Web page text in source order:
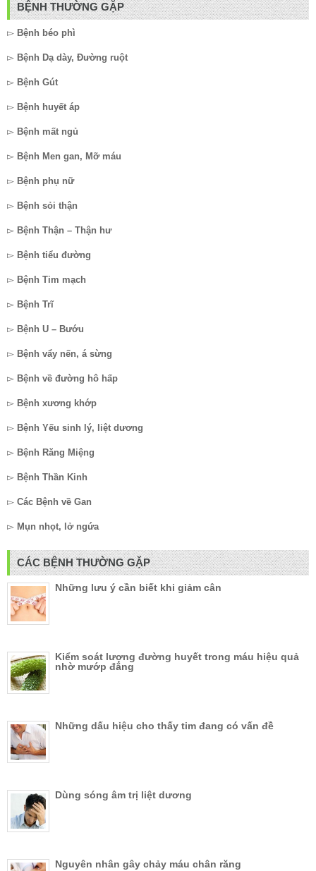
BỆNH THƯỜNG GẶP
▻ Bệnh béo phì
▻ Bệnh Dạ dày, Đường ruột
▻ Bệnh Gút
▻ Bệnh huyết áp
▻ Bệnh mất ngủ
▻ Bệnh Men gan, Mỡ máu
▻ Bệnh phụ nữ
▻ Bệnh sỏi thận
▻ Bệnh Thận – Thận hư
▻ Bệnh tiểu đường
▻ Bệnh Tim mạch
▻ Bệnh Trĩ
▻ Bệnh U – Bướu
▻ Bệnh vẩy nến, á sừng
▻ Bệnh về đường hô hấp
▻ Bệnh xương khớp
▻ Bệnh Yếu sinh lý, liệt dương
▻ Bệnh Răng Miệng
▻ Bệnh Thần Kinh
▻ Các Bệnh về Gan
▻ Mụn nhọt, lở ngứa
CÁC BỆNH THƯỜNG GẶP
Những lưu ý cần biết khi giảm cân
Kiểm soát lượng đường huyết trong máu hiệu quả
nhờ mướp đắng
Những dấu hiệu cho thấy tim đang có vấn đề
Dùng sóng âm trị liệt dương
Nguyên nhân gây chảy máu chân răng